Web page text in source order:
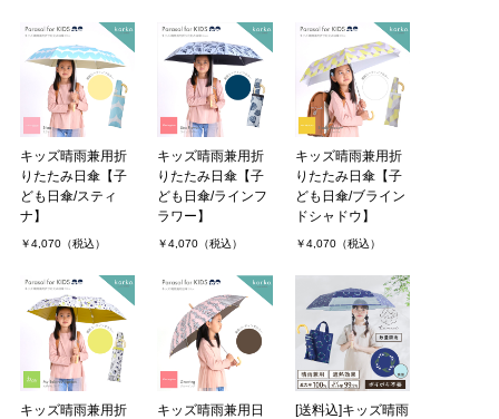
キッズ晴雨兼用折
りたたみ日傘【子
ども日傘/スティ
ナ】
￥4,070（税込）
キッズ晴雨兼用折
りたたみ日傘【子
ども日傘/ラインフ
ラワー】
￥4,070（税込）
キッズ晴雨兼用折
りたたみ日傘【子
ども日傘/ブライン
ドシャドウ】
￥4,070（税込）
キッズ晴雨兼用折
キッズ晴雨兼用日
[送料込]キッズ晴雨